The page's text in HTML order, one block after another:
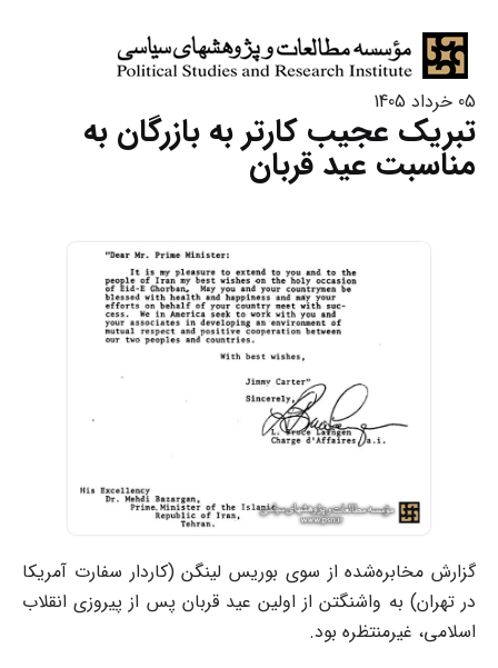
05 خرداد 1405
تبریک عجیب کارتر به بازرگان به
مناسبت عید قربان
گزارش مخابره‌شده از سوی بوریس لینگن (کاردار سفارت آمریکا
در تهران) به واشنگتن از اولین عید قربان پس از پیروزی انقلاب
اسلامی، غیرمنتظره بود.